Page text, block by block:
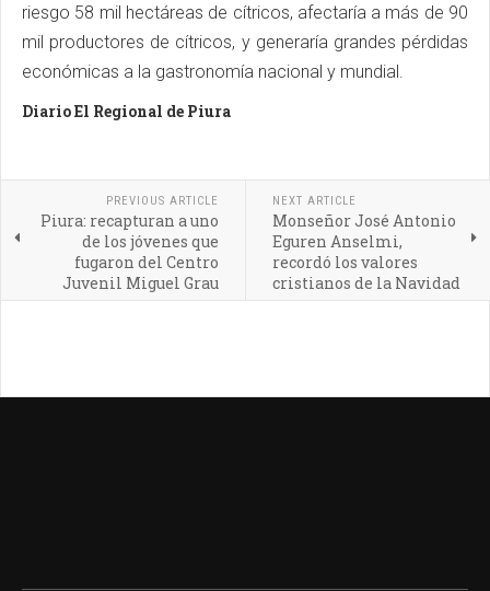
riesgo 58 mil hectáreas de cítricos, afectaría a más de 90
mil productores de cítricos, y generaría grandes pérdidas
económicas a la gastronomía nacional y mundial.
Diario El Regional de Piura
PREVIOUS ARTICLE
Piura: recapturan a uno
de los jóvenes que
fugaron del Centro
Juvenil Miguel Grau
NEXT ARTICLE
Monseñor José Antonio
Eguren Anselmi,
recordó los valores
cristianos de la Navidad